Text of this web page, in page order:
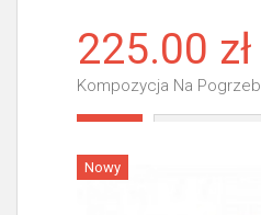
225.00 zł
Kompozycja Na Pogrzeb
Nowy